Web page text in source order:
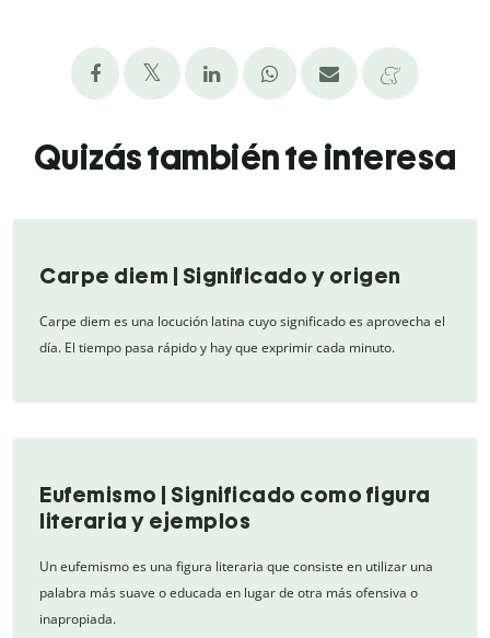
Quizás también te interesa
Carpe diem | Significado y origen
Carpe diem es una locución latina cuyo significado es aprovecha el
día. El tiempo pasa rápido y hay que exprimir cada minuto.
Eufemismo | Significado como figura
literaria y ejemplos
Un eufemismo es una figura literaria que consiste en utilizar una
palabra más suave o educada en lugar de otra más ofensiva o
inapropiada.